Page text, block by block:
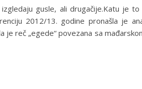
gusle, ali drugačije.Katu je
2012/13. godine pronašla je
reč „egede“ povezana sa